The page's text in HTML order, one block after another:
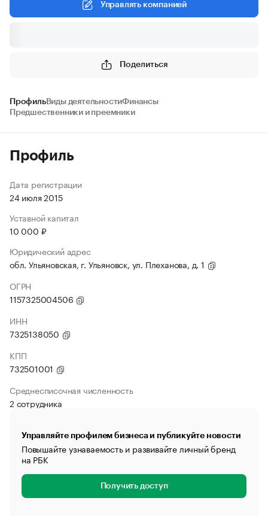
Управлять компанией
Поделиться
ПрофильВиды деятельностиФинансы
Предшественники и преемники
Профиль
Дата регистрации
24 июля 2015
Уставной капитал
10 000 ₽
Юридический адрес
обл. Ульяновская, г. Ульяновск, ул. Плеханова, д. 1
ОГРН
1157325004506
ИНН
7325138050
КПП
732501001
Среднесписочная численность
2 сотрудника
Управляйте профилем бизнеса и публикуйте новости
Повышайте узнаваемость и развивайте личный бренд
на РБК
Получить доступ